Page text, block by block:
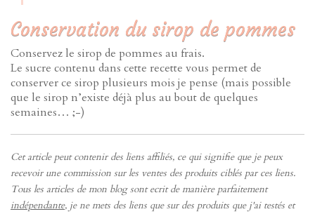
Conservation du sirop de pommes
Conservez le sirop de pommes au frais.
Le sucre contenu dans cette recette vous permet de
conserver ce sirop plusieurs mois je pense (mais possible
que le sirop n’existe déjà plus au bout de quelques
semaines… ;-)
Cet article peut contenir des liens affiliés, ce qui signifie que je peux
recevoir une commission sur les ventes des produits ciblés par ces liens.
Tous les articles de mon blog sont ecrit de manière parfaitement
indépendante, je ne mets des liens que sur des produits que j'ai testés et